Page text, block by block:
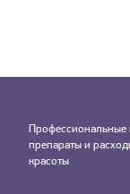
Профессиональные
препараты и
красоты